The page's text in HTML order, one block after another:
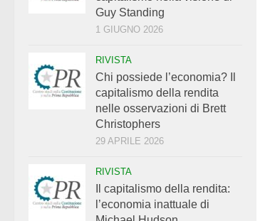
Guy Standing
1 GIUGNO 2026
RIVISTA
Chi possiede l’economia? Il
capitalismo della rendita
nelle osservazioni di Brett
Christophers
29 APRILE 2026
RIVISTA
Il capitalismo della rendita:
l’economia inattuale di